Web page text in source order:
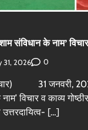
संविधान के नाम’
31, 2026 0
31 जनवरी,
विचार व काव्य
उत्तरदायित्व- […]